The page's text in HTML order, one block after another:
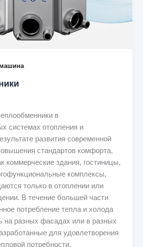
в
системах отопления и
развития современной
стандартов комфорта,
коммерческие здания, гостиницы,
комплексы,
только в отоплении или
В течение большей части
потребление тепла и холода
на разных фасадах или в разных
для удовлетворения
потребности,